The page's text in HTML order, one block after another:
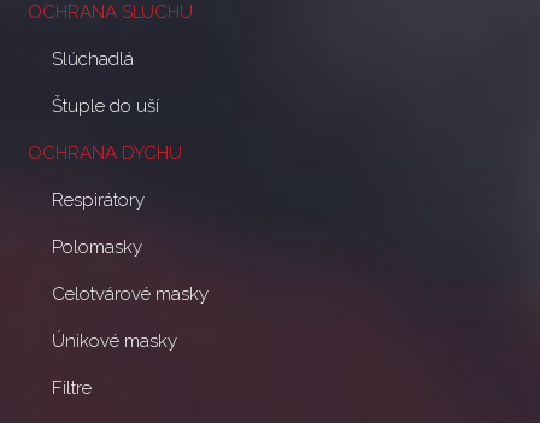
OCHRANA SLUCHU
Slúchadlá
Štuple do uší
OCHRANA DYCHU
Respirátory
Polomasky
Celotvárové masky
Únikové masky
Filtre